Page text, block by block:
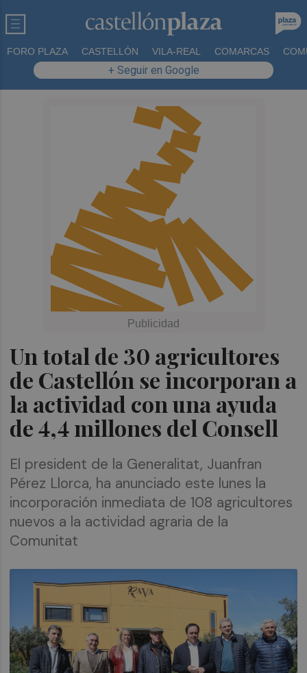
FORO PLAZA CASTELLÓN VILA-REAL COMARCAS
+ Seguir en Google
Un total de 30 agricultores
de Castellón se incorporan a
la actividad con una ayuda
de 4,4 millones del Consell
El president de la Generalitat, Juanfran
Pérez Llorca, ha anunciado este lunes la
incorporación inmediata de 108 agricultores
nuevos a la actividad agraria de la
Comunitat